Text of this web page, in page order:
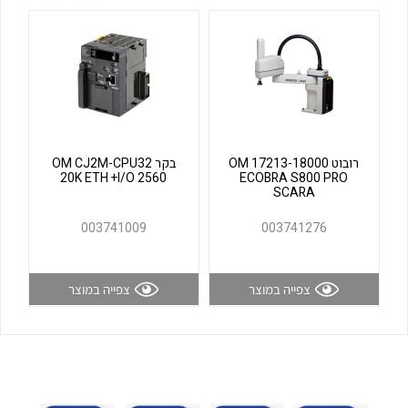
לכל מוצרי היצרן לכל מוצרי היצרן
רובוט OM 17213-18000
ECOBRA S800 PRO
SCARA
003741276
צפייה במוצר
בקר OM CJ2M-CPU32
20K ETH +I/O 2560
003741009
צפייה במוצר